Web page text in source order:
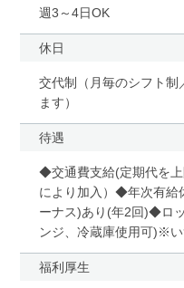
週3～4日OK
休日
交代制（月毎のシフト制
ます）
待遇
◆交通費支給(定期代を
により加入）◆年次有
ーナス)あり(年2回)◆ロ
ンジ、冷蔵庫使用可)※
福利厚生